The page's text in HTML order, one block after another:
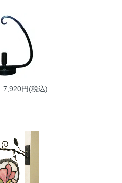
7,920円(税込)